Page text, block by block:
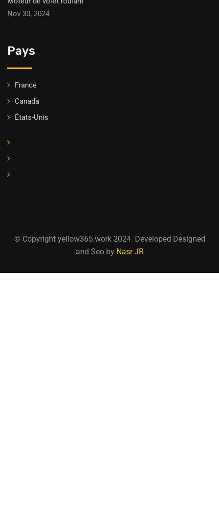
Nov 30, 2024
Pays
France
Canada
États-Unis
© Copyright yellow365.work 2024. Developed Designed
and Seo by Nasr JR